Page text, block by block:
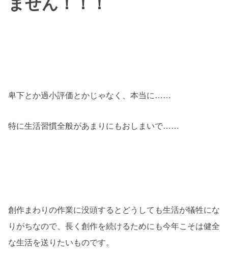
卑下とか過小評価とかじゃなく、本当に……
特に生活習慣全般があまりにもおしまいで……
創作まわりの作業に没頭するとどうしても生活が犠牲にな
りがちなので、長く創作を続けるためにも今年こそは健全
な生活を送りたいものです。